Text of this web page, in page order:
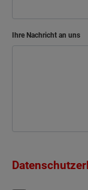
Ihre Nachricht an uns